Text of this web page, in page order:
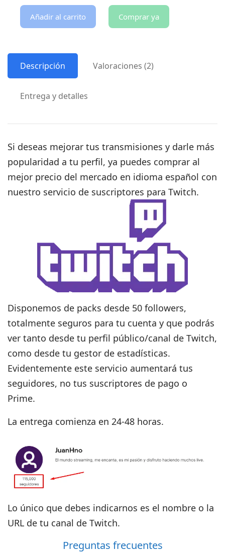
Añadir al carrito Comprar ya
Descripción Valoraciones (2)
Entrega y detalles
Si deseas mejorar tus transmisiones y darle más
popularidad a tu perfil, ya puedes comprar al
mejor precio del mercado en idioma español con
nuestro servicio de suscriptores para Twitch.
Disponemos de packs desde 50 followers,
totalmente seguros para tu cuenta y que podrás
ver tanto desde tu perfil público/canal de Twitch,
como desde tu gestor de estadísticas.
Evidentemente este servicio aumentará tus
seguidores, no tus suscriptores de pago o
Prime.
La entrega comienza en 24-48 horas.
Lo único que debes indicarnos es el nombre o la
URL de tu canal de Twitch.
Preguntas frecuentes